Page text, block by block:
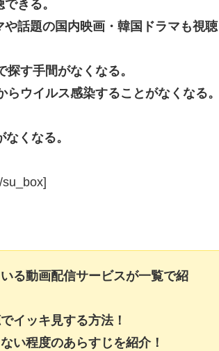
きる。
話題の国内映画・韓国ドラマも視聴
す手間がなくなる。
ウイルス感染することがなくなる。
くなる。
su_box]
る動画配信サービスが一覧で紹
イッキ見する方法！
い程度のあらすじを紹介！